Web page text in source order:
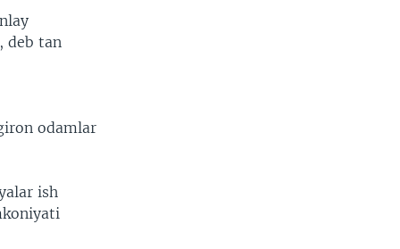
deb tan
odamlar
ish